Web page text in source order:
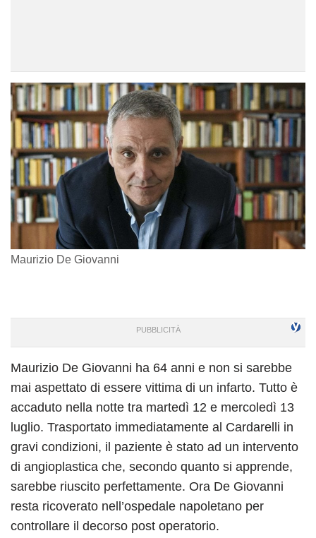
Maurizio De Giovanni
Maurizio De Giovanni ha 64 anni e non si sarebbe
mai aspettato di essere vittima di un infarto. Tutto è
accaduto nella notte tra martedì 12 e mercoledì 13
luglio. Trasportato immediatamente al Cardarelli in
gravi condizioni, il paziente è stato ad un intervento
di angioplastica che, secondo quanto si apprende,
sarebbe riuscito perfettamente. Ora De Giovanni
resta ricoverato nell’ospedale napoletano per
controllare il decorso post operatorio.